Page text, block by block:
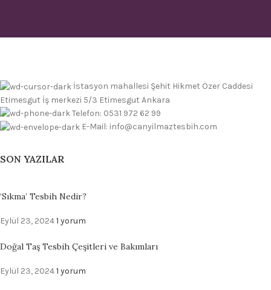
İstasyon mahallesi Şehit Hikmet Özer Caddesi
Etimesgut İş merkezi 5/3 Etimesgut Ankara
Telefon: 0531 972 62 99
E-Mail: info@canyilmaztesbih.com
SON YAZILAR
‘Sıkma’ Tesbih Nedir?
Eylül 23, 20241 yorum
Doğal Taş Tesbih Çeşitleri ve Bakımları
Eylül 23, 20241 yorum